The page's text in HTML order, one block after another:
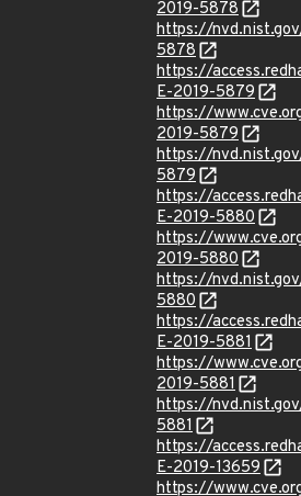
2019-5878
https://
5878
https://
E-2019-5879
https://
2019-5879
https://
5879
https://
E-2019-5880
https://
2019-5880
https://
5880
https://
E-2019-5881
https://
2019-5881
https://
5881
https://
E-2019-13659
https://